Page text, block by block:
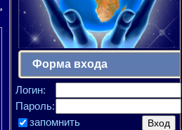
Форма входа
Логин:
Пароль:
запомнить